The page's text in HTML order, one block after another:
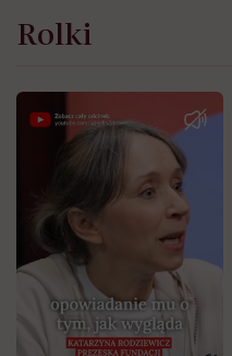
Rolki